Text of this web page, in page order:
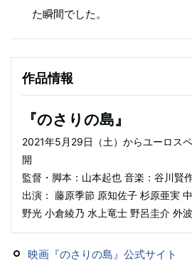
た瞬間でした。
作品情報
『のさりの島』
2021年5月29日（土）からユーロス
開
監督・脚本：山本起也 音楽：谷川賢
出演： 藤原季節 原知佐子 杉原亜実
野光 小倉綾乃 水上竜士 野呂圭介 外
映画『のさりの島』公式サイト